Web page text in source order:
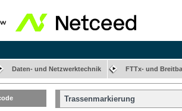
Daten- und Netzwerktechnik FTTx- und
Trassenmarkierung